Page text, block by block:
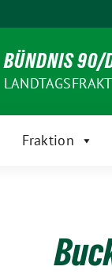
BÜNDNIS 90/
Fraktion